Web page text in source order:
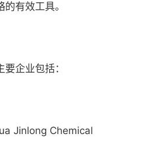
有效工具。
企业包括：
Jinlong Chemical